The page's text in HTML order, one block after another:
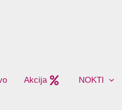
Akcija NOKTI